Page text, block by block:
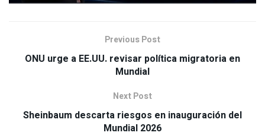
Previous Post
ONU urge a EE.UU. revisar política migratoria en
Mundial
Next Post
Sheinbaum descarta riesgos en inauguración del
Mundial 2026